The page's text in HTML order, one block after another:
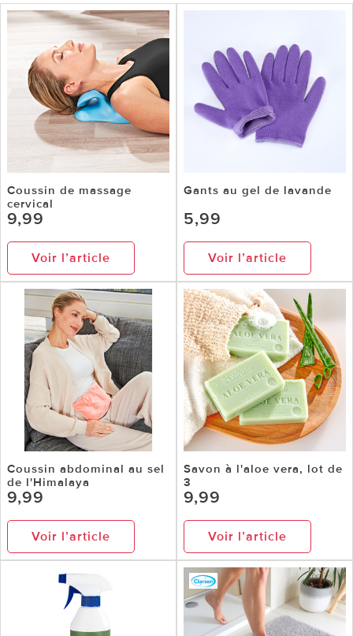
Coussin de massage
cervical
9,99
Voir l’article
Gants au gel de lavande
5,99
Voir l’article
Coussin abdominal au sel
de l'Himalaya
9,99
Voir l’article
Savon à l'aloe vera, lot de
3
9,99
Voir l’article